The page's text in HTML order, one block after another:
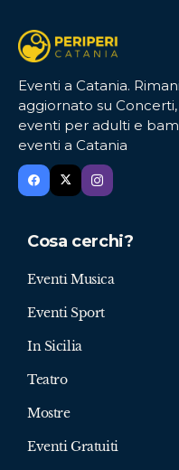
Eventi a Catania.
aggiornato su
eventi per adulti e
eventi a Catania
Cosa cerchi?
Eventi Musica
Eventi Sport
In Sicilia
Teatro
Mostre
Eventi Gratuiti